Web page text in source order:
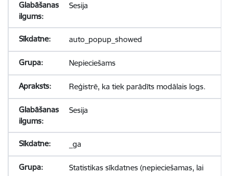
Sesija
auto_popup_showed
Nepieciešams
Reģistrē, ka tiek parādīts modālais logs.
Sesija
_ga
Statistikas sīkdatnes (nepieciešamas, lai